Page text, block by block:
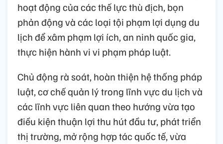
hoạt động của các thế lực thù địch, bọn
phản động và các loại tội phạm lợi dụng du
lịch để xâm phạm lợi ích, an ninh quốc gia,
thực hiện hành vi vi phạm pháp luật.
Chủ động rà soát, hoàn thiện hệ thống pháp
luật, cơ chế quản lý trong lĩnh vực du lịch và
các lĩnh vực liên quan theo hướng vừa tạo
điều kiện thuận lợi thu hút đầu tư, phát triển
thị trường, mở rộng hợp tác quốc tế, vừa